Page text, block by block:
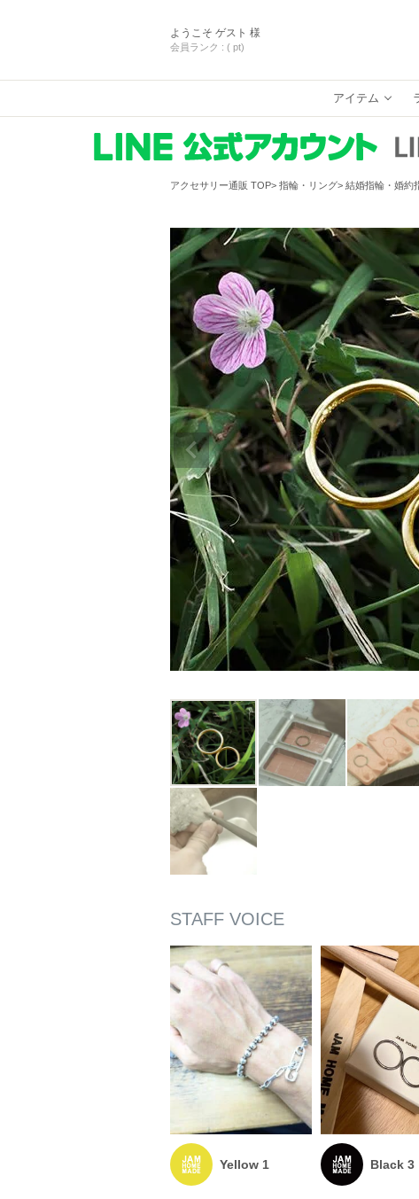
ようこそ ゲスト 様
会員ランク : ( pt)
アイテム
アクセサリー通販 TOP 指輪・リング 結婚指輪・婚約
Yellow 1 Black 3